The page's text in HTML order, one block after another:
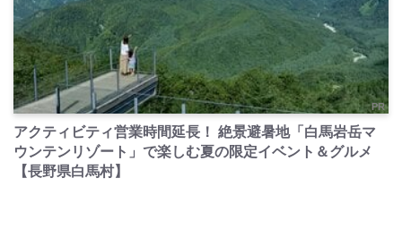
PR
アクティビティ営業時間延長！ 絶景避暑地「白馬岩岳マ
ウンテンリゾート」で楽しむ夏の限定イベント＆グルメ
【長野県白馬村】